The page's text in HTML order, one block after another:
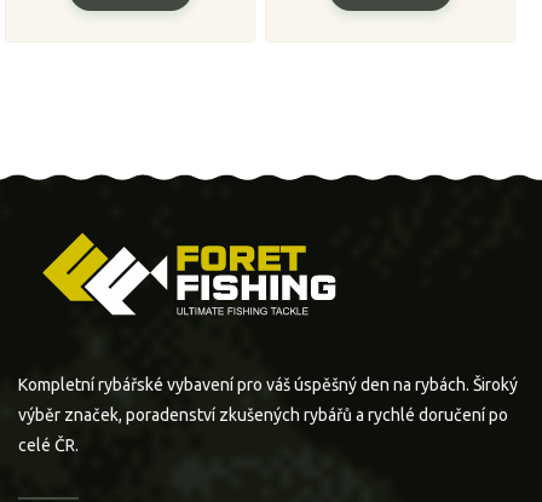
Kompletní rybářské vybavení pro váš úspěšný den na rybách. Široký
výběr značek, poradenství zkušených rybářů a rychlé doručení po
celé ČR.